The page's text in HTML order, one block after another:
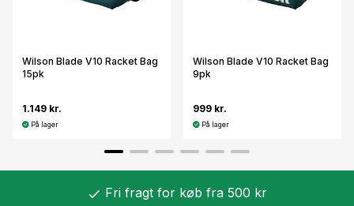
Wilson Blade V10 Racket Bag
15pk
1.149 kr.
På lager
Wilson Blade V10 Racket Bag
9pk
999 kr.
På lager
check Fri fragt for køb fra 500 kr